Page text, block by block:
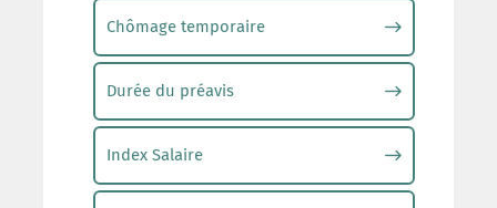
Chômage temporaire
Durée du préavis
Index Salaire